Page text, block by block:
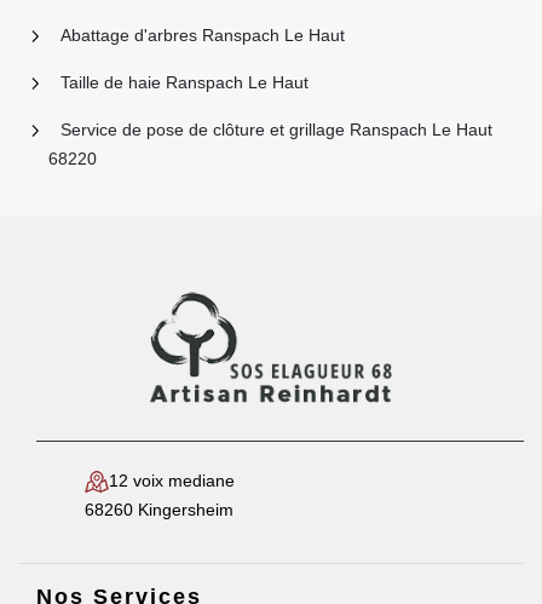
Abattage d'arbres Ranspach Le Haut
Taille de haie Ranspach Le Haut
Service de pose de clôture et grillage Ranspach Le Haut
68220
12 voix mediane
68260 Kingersheim
Nos Services